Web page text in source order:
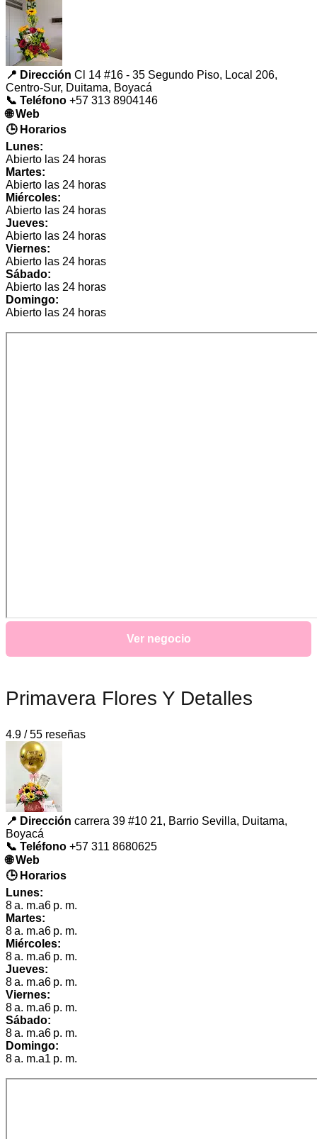
📍 Dirección Cl 14 #16 - 35 Segundo Piso, Local 206,
Centro-Sur, Duitama, Boyacá
📞 Teléfono +57 313 8904146
🌐 Web
🕒 Horarios
Lunes:
Abierto las 24 horas
Martes:
Abierto las 24 horas
Miércoles:
Abierto las 24 horas
Jueves:
Abierto las 24 horas
Viernes:
Abierto las 24 horas
Sábado:
Abierto las 24 horas
Domingo:
Abierto las 24 horas
Ver negocio
Primavera Flores Y Detalles
4.9 / 55 reseñas
📍 Dirección carrera 39 #10 21, Barrio Sevilla, Duitama,
Boyacá
📞 Teléfono +57 311 8680625
🌐 Web
🕒 Horarios
Lunes:
8 a. m.a6 p. m.
Martes:
8 a. m.a6 p. m.
Miércoles:
8 a. m.a6 p. m.
Jueves:
8 a. m.a6 p. m.
Viernes:
8 a. m.a6 p. m.
Sábado:
8 a. m.a6 p. m.
Domingo:
8 a. m.a1 p. m.